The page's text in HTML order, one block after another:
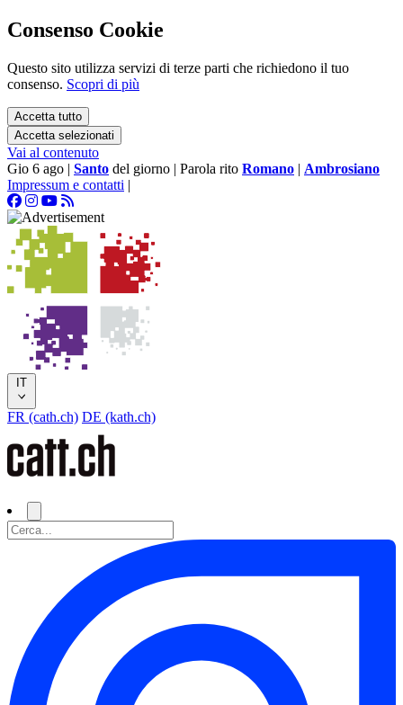
Consenso Cookie
Questo sito utilizza servizi di terze parti che richiedono il tuo
consenso. Scopri di più
Accetta tutto
Accetta selezionati
Vai al contenuto
Gio 6 ago | Santo del giorno | Parola rito Romano | Ambrosiano
Impressum e contatti |
IT
FR (cath.ch) DE (kath.ch)